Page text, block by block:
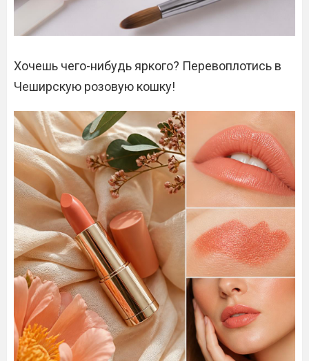
Хочешь чего-нибудь яркого? Перевоплотись в
Чеширскую розовую кошку!